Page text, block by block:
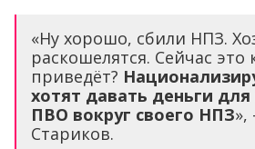
«Ну хорошо, сбили НПЗ.
раскошелятся. Сейчас это
приведёт?
хотят давать деньги
ПВО вокруг своего НПЗ»,
Стариков.